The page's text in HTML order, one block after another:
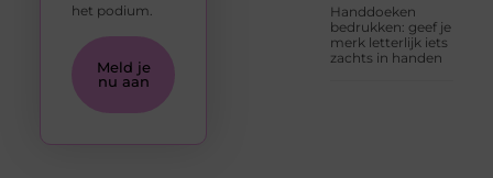
Handdoeken
bedrukken: geef je
merk letterlijk iets
zachts in handen
het podium.
Meld je
nu aan